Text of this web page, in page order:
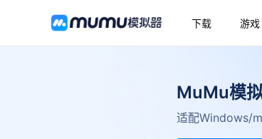
下载 游戏
MuMu模
适配Windows/